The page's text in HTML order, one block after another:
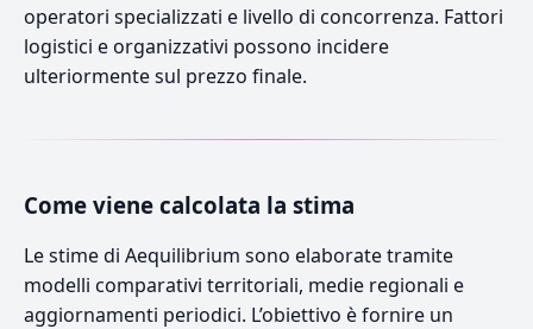
operatori specializzati e livello di concorrenza. Fattori
logistici e organizzativi possono incidere
ulteriormente sul prezzo finale.
Come viene calcolata la stima
Le stime di Aequilibrium sono elaborate tramite
modelli comparativi territoriali, medie regionali e
aggiornamenti periodici. L’obiettivo è fornire un